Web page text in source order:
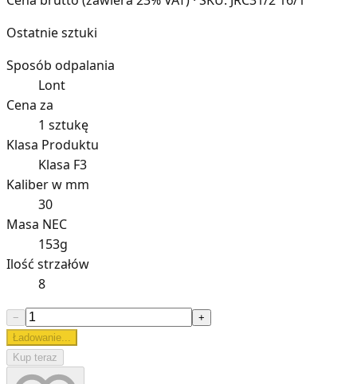
Ostatnie sztuki
Sposób odpalania
Lont
Cena za
1 sztukę
Klasa Produktu
Klasa F3
Kaliber w mm
30
Masa NEC
153g
Ilość strzałów
8
−
+
Ładowanie...
Kup teraz